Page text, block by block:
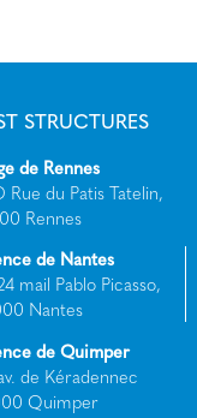
STRUCTURES
de Rennes
Rue du Patis Tatelin,
Rennes
de Nantes
mail Pablo Picasso,
Nantes
de Quimper
de Kéradennec
Quimper